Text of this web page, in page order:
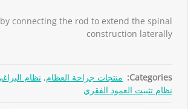
connecting the rod to extend the spinal
construction laterally
Categories: منتجات جراحة العظام, نظام
نظام تثبيت العمود الفقري